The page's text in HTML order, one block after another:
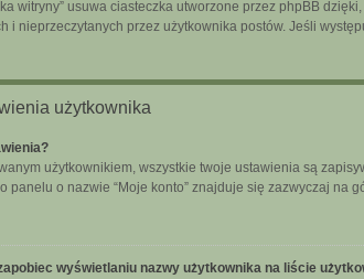
witryny” usuwa ciasteczka utworzone przez phpBB
i nieprzeczytanych przez użytkownika postów. Jeśli
użytkownika
użytkownikiem, wszystkie twoje ustawienia są
panelu o nazwie “Moje konto” znajduje się zazwyczaj na
wyświetlaniu nazwy użytkownika na liście